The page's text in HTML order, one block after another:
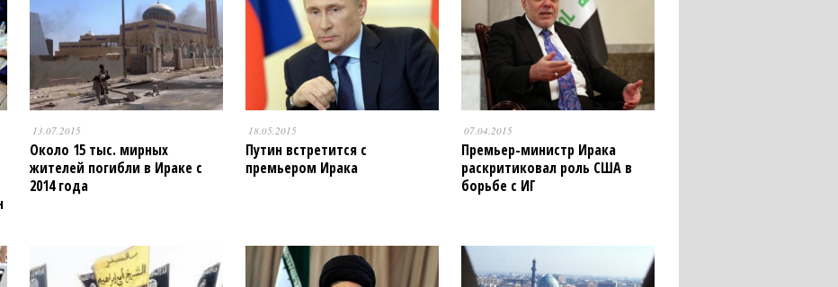
13.07.2015
Около 15 тыс. мирных
жителей погибли в Ираке с
2014 года
18.05.2015
Путин встретится с
премьером Ирака
07.04.2015
Премьер-министр Ирака
раскритиковал роль США в
борьбе с ИГ